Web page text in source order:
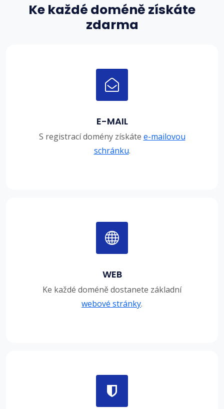
Ke každé doméně získáte
zdarma
E-MAIL
S registrací domény získáte e-mailovou
schránku.
WEB
Ke každé doméně dostanete základní
webové stránky.